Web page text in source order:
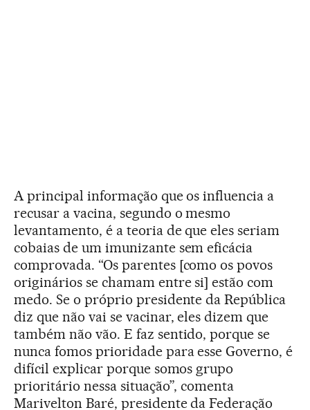
A principal informação que os influencia a
recusar a vacina, segundo o mesmo
levantamento, é a teoria de que eles seriam
cobaias de um imunizante sem eficácia
comprovada. “Os parentes [como os povos
originários se chamam entre si] estão com
medo. Se o próprio presidente da República
diz que não vai se vacinar, eles dizem que
também não vão. E faz sentido, porque se
nunca fomos prioridade para esse Governo, é
difícil explicar porque somos grupo
prioritário nessa situação”, comenta
Marivelton Baré, presidente da Federação